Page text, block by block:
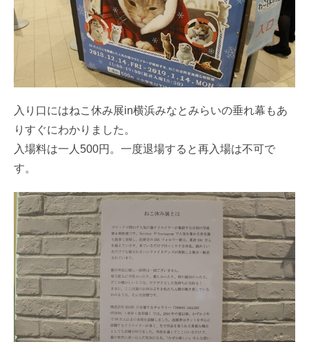
入り口にはねこ休み展in横浜みなとみらいの垂れ幕もあ
りすぐにわかりました。
入場料は一人500円。一度退場すると再入場は不可で
す。